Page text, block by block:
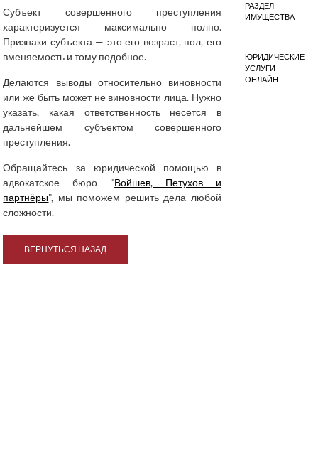
РАЗДЕЛ
ИМУЩЕСТВА
ЮРИДИЧЕСКИЕ
УСЛУГИ
ОНЛАЙН
Субъект совершенного преступления
характеризуется максимально полно.
Признаки субъекта — это его возраст, пол, его
вменяемость и тому подобное.
Делаются выводы относительно виновности
или же быть может не виновности лица. Нужно
указать, какая ответственность несется в
дальнейшем субъектом совершенного
преступления.
Обращайтесь за юридической помощью в
адвокатское бюро "Войшев, Петухов и
партнёры", мы поможем решить дела любой
сложности.
ВЕРНУТЬСЯ НАЗАД